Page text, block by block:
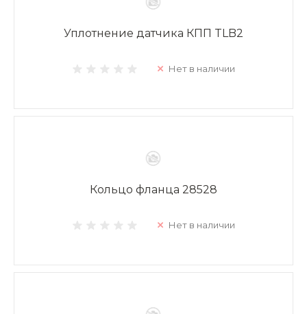
Уплотнение датчика КПП TLB2
Нет в наличии
Кольцо фланца 28528
Нет в наличии